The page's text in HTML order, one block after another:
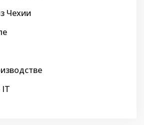
Чехии
IT